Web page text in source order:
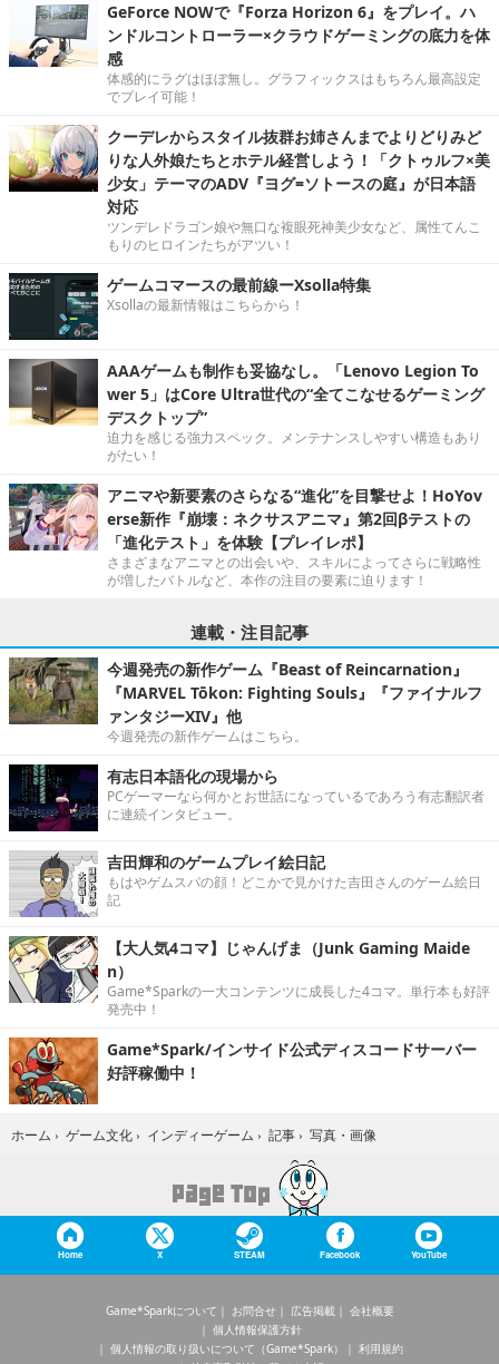
GeForce NOWで『Forza Horizon 6』をプレイ。ハ
ンドルコントローラー×クラウドゲーミングの底力を体
感
体感的にラグはほぼ無し。グラフィックスはもちろん最高設定
でプレイ可能！
クーデレからスタイル抜群お姉さんまでよりどりみど
りな人外娘たちとホテル経営しよう！「クトゥルフ×美
少女」テーマのADV『ヨグ=ソトースの庭』が日本語
対応
ツンデレドラゴン娘や無口な複眼死神美少女など、属性てんこ
もりのヒロインたちがアツい！
ゲームコマースの最前線ーXsolla特集
Xsollaの最新情報はこちらから！
AAAゲームも制作も妥協なし。「Lenovo Legion To
wer 5」はCore Ultra世代の“全てこなせるゲーミング
デスクトップ”
迫力を感じる強力スペック。メンテナンスしやすい構造もあり
がたい！
アニマや新要素のさらなる“進化”を目撃せよ！HoYov
erse新作『崩壊：ネクサスアニマ』第2回βテストの
「進化テスト」を体験【プレイレポ】
さまざまなアニマとの出会いや、スキルによってさらに戦略性
が増したバトルなど、本作の注目の要素に迫ります！
連載・注目記事
今週発売の新作ゲーム『Beast of Reincarnation』
『MARVEL Tōkon: Fighting Souls』『ファイナルフ
ァンタジーXIV』他
今週発売の新作ゲームはこちら。
有志日本語化の現場から
PCゲーマーなら何かとお世話になっているであろう有志翻訳者
に連続インタビュー。
吉田輝和のゲームプレイ絵日記
もはやゲムスパの顔！どこかで見かけた吉田さんのゲーム絵日
記
【大人気4コマ】じゃんげま（Junk Gaming Maide
n）
Game*Sparkの一大コンテンツに成長した4コマ。単行本も好評
発売中！
Game*Spark/インサイド公式ディスコードサーバー
好評稼働中！
ホーム › ゲーム文化 › インディーゲーム › 記事 › 写真・画像
Home X STEAM Facebook YouTube
Game*Sparkについて お問合せ 広告掲載
会社概要
個人情報保護方針
個人情報の取り扱いについて（Game*Spark）
利用規約